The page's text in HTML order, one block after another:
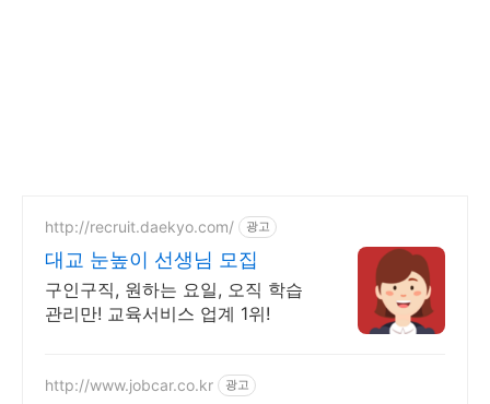
http://recruit.daekyo.com/ 광고
대교 눈높이 선생님 모집
구인구직, 원하는 요일, 오직 학습
관리만! 교육서비스 업계 1위!
http://www.jobcar.co.kr 광고